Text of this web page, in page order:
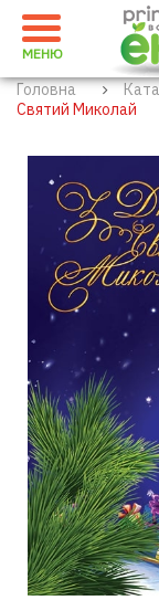
МЕНЮ
Головна
Святий Миколай